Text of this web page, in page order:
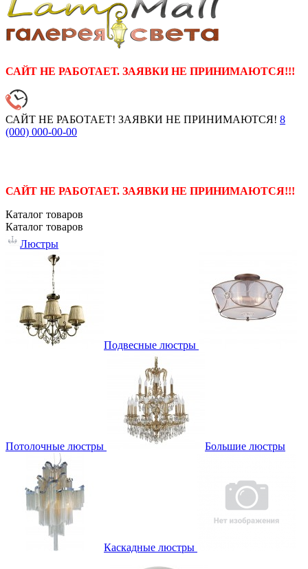
САЙТ НЕ РАБОТАЕТ. ЗАЯВКИ НЕ ПРИНИМАЮТСЯ!!!
САЙТ НЕ РАБОТАЕТ! ЗАЯВКИ НЕ ПРИНИМАЮТСЯ! 8
(000) 000-00-00
САЙТ НЕ РАБОТАЕТ. ЗАЯВКИ НЕ ПРИНИМАЮТСЯ!!!
Каталог товаров
Каталог товаров
Люстры
Подвесные люстры
Потолочные люстры Большие люстры
Каскадные люстры